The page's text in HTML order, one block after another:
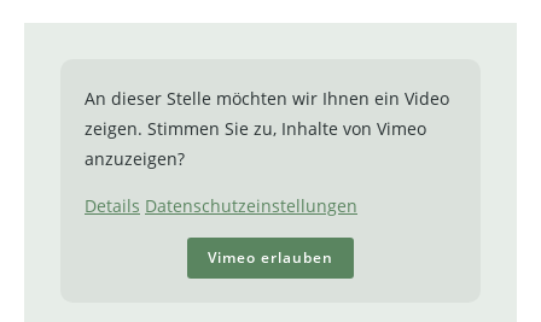
An dieser Stelle möchten wir Ihnen ein Video
zeigen. Stimmen Sie zu, Inhalte von Vimeo
anzuzeigen?
Details Datenschutzeinstellungen
Vimeo erlauben